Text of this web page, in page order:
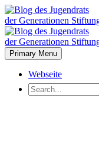
Primary Menu
Webseite